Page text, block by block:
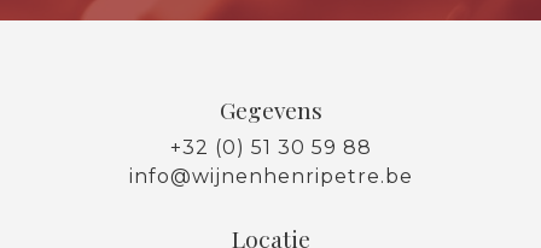
Gegevens
+32 (0) 51 30 59 88
info@wijnenhenripetre.be
Locatie